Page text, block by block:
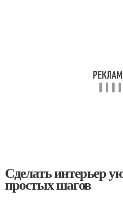
Сделать интерьер
простых шагов